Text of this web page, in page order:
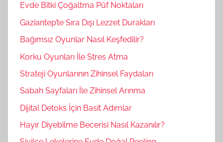
Evde Bitki Çoğaltma Püf Noktaları
Gaziantep’te Sıra Dışı Lezzet Durakları
Bağımsız Oyunlar Nasıl Keşfedilir?
Korku Oyunları İle Stres Atma
Strateji Oyunlarının Zihinsel Faydaları
Sabah Sayfaları İle Zihinsel Arınma
Dijital Detoks İçin Basit Adımlar
Hayır Diyebilme Becerisi Nasıl Kazanılır?